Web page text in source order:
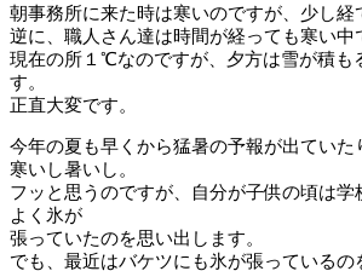
朝事務所に来た時は寒いのですが、少し経
逆に、職人さん達は時間が経っても寒い中
現在の所１℃なのですが、夕方は雪が積も
す。
正直大変です。
今年の夏も早くから猛暑の予報が出ていた
寒いし暑いし。
フッと思うのですが、自分が子供の頃は学
よく氷が
張っていたのを思い出します。
でも、最近はバケツにも氷が張っているの